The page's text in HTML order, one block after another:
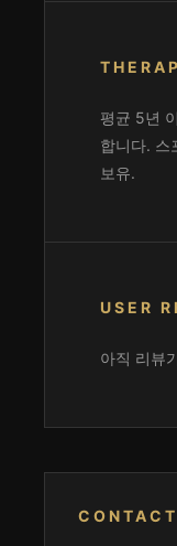
평균 5년
합니다. 스
보유.
USER
아직 리뷰